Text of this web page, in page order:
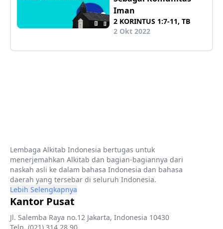
Iman
2 KORINTUS 1:7-11, TB
2 Okt 2022
Lembaga Alkitab Indonesia bertugas untuk
menerjemahkan Alkitab dan bagian-bagiannya dari
naskah asli ke dalam bahasa Indonesia dan bahasa
daerah yang tersebar di seluruh Indonesia.
Lebih Selengkapnya
Kantor Pusat
Jl. Salemba Raya no.12 Jakarta, Indonesia 10430